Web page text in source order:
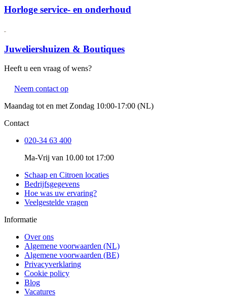
Horloge service- en onderhoud
Juweliershuizen & Boutiques
Heeft u een vraag of wens?
Neem contact op
Maandag tot en met Zondag 10:00-17:00 (NL)
Contact
020-34 63 400
Ma-Vrij van 10.00 tot 17:00
Schaap en Citroen locaties
Bedrijfsgegevens
Hoe was uw ervaring?
Veelgestelde vragen
Informatie
Over ons
Algemene voorwaarden (NL)
Algemene voorwaarden (BE)
Privacyverklaring
Cookie policy
Blog
Vacatures